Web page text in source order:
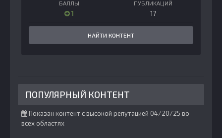
БАЛЛЫ
1
ПУБЛИКАЦИЙ
17
НАЙТИ КОНТЕНТ
ПОПУЛЯРНЫЙ КОНТЕНТ
Показан контент с высокой репутацией 04/20/25 во
всех областях